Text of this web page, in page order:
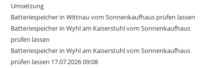
Umsetzung
Batteriespeicher in Wittnau vom Sonnenkaufhaus prüfen lassen
Batteriespeicher in Wyhl am Kaiserstuhl vom Sonnenkaufhaus
prüfen lassen
Batteriespeicher in Wyhl am Kaiserstuhl vom Sonnenkaufhaus
prüfen lassen 17.07.2026 09:08